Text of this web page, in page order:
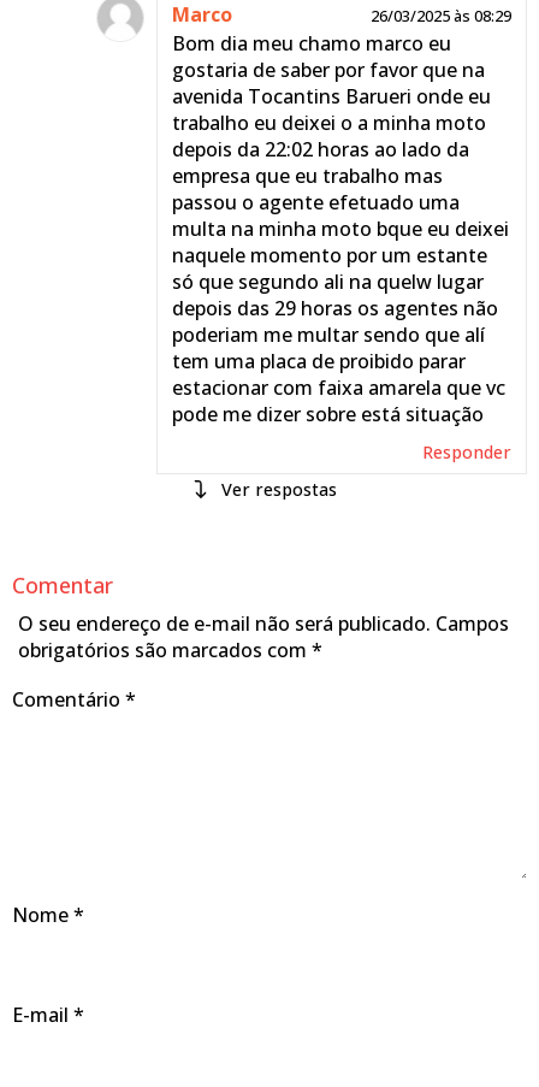
Marco 26/03/2025 às 08:29
Bom dia meu chamo marco eu
gostaria de saber por favor que na
avenida Tocantins Barueri onde eu
trabalho eu deixei o a minha moto
depois da 22:02 horas ao lado da
empresa que eu trabalho mas
passou o agente efetuado uma
multa na minha moto bque eu deixei
naquele momento por um estante
só que segundo ali na quelw lugar
depois das 29 horas os agentes não
poderiam me multar sendo que alí
tem uma placa de proibido parar
estacionar com faixa amarela que vc
pode me dizer sobre está situação
Responder
respostas
Marco
Não existe, teoricamente,
Comentar
O seu endereço de e-mail não será publicado. Campos
obrigatórios são marcados com *
Comentário *
Nome*
E-mail *